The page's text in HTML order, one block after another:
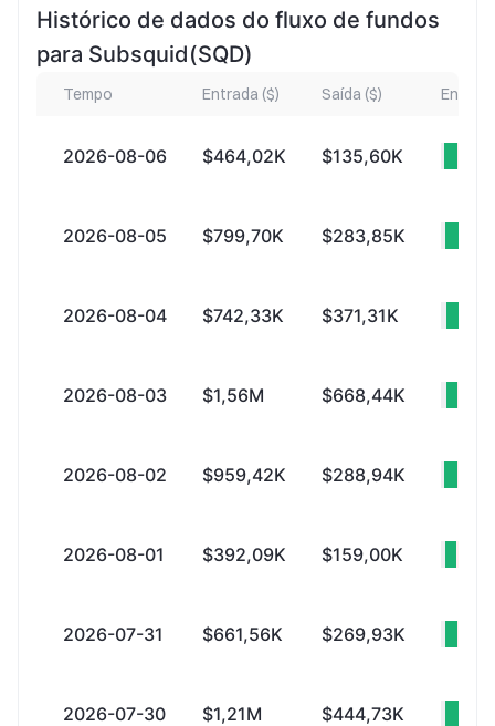
Histórico de dados do fluxo de fundos
para Subsquid(SQD)
Tempo Entrada ($) Saída ($)
2026-08-06 $464,02K $135,60K
2026-08-05 $799,70K $283,85K
2026-08-04 $742,33K $371,31K
2026-08-03 $1,56M $668,44K
2026-08-02 $959,42K $288,94K
2026-08-01 $392,09K $159,00K
2026-07-31 $661,56K $269,93K
2026-07-30 $1,21M $444,73K